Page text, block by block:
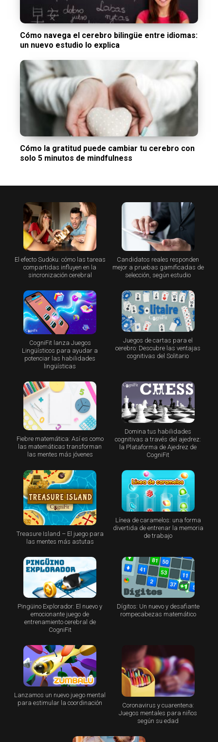
Cómo navega el cerebro bilingüe entre idiomas:
un nuevo estudio lo explica
Cómo la gratitud puede cambiar tu cerebro con
solo 5 minutos de mindfulness
El efecto Sudoku: cómo las tareas
compartidas influyen en la
sincronización cerebral
Candidatos reales responden
mejor a pruebas gamificadas de
selección, según estudio
CogniFit lanza Juegos
Lingüísticos para ayudar a
potenciar las habilidades
lingüísticas
Juegos de cartas para el
cerebro: Descubre las ventajas
cognitivas del Solitario
Fiebre matemática: Así es como
las matemáticas transforman
las mentes más jóvenes
Domina tus habilidades
cognitivas a través del ajedrez:
la Plataforma de Ajedrez de
CogniFit
Treasure Island – El juego para
las mentes más astutas
Línea de caramelos: una forma
divertida de entrenar la memoria
de trabajo
Pingüino Explorador: El nuevo y
emocionante juego de
entrenamiento cerebral de
CogniFit
Dígitos: Un nuevo y desafiante
rompecabezas matemático
Lanzamos un nuevo juego mental
para estimular la coordinación
Coronavirus y cuarentena:
Juegos mentales para niños
según su edad